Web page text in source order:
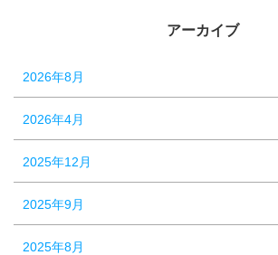
アーカイブ
2026年8月
2026年4月
2025年12月
2025年9月
2025年8月